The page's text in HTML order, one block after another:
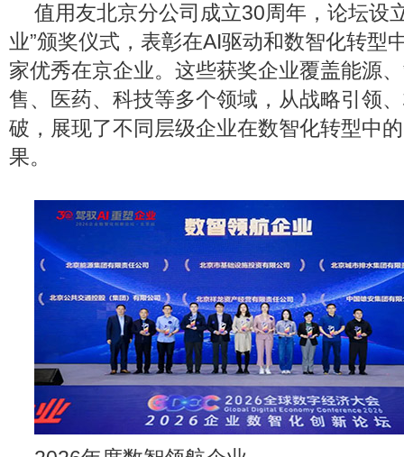
值用友北京分公司成立30周年，论坛设
业”颁奖仪式，表彰在AI驱动和数智化转型
家优秀在京企业。这些获奖企业覆盖能源
售、医药、科技等多个领域，从战略引领
破，展现了不同层级企业在数智化转型中
果。